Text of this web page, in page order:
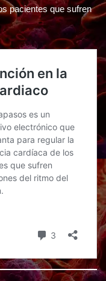
pacientes que sufren